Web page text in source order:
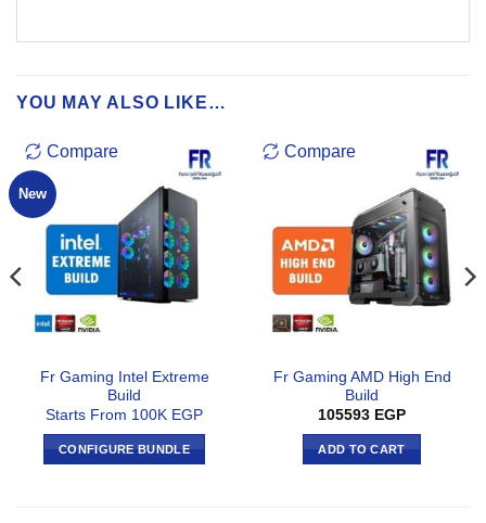
YOU MAY ALSO LIKE…
Compare
New
Fr Gaming Intel Extreme
Build
Starts From 100K EGP
CONFIGURE BUNDLE
Compare
Fr Gaming AMD High End
Build
105593 EGP
ADD TO CART